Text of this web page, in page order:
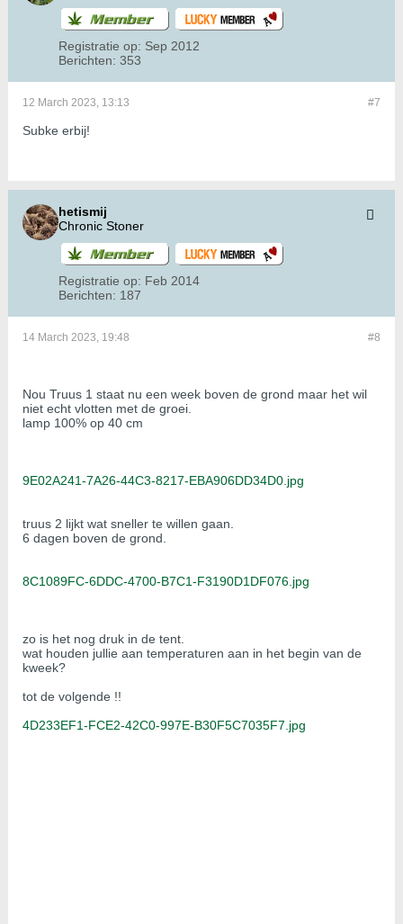
Registratie op: Sep 2012
Berichten: 353
#7
12 March 2023, 13:13
Subke erbij!
hetismij
Chronic Stoner
Registratie op: Feb 2014
Berichten: 187
#8
14 March 2023, 19:48
Nou Truus 1 staat nu een week boven de grond maar het wil
niet echt vlotten met de groei.
lamp 100% op 40 cm
9E02A241-7A26-44C3-8217-EBA906DD34D0.jpg
truus 2 lijkt wat sneller te willen gaan.
6 dagen boven de grond.
8C1089FC-6DDC-4700-B7C1-F3190D1DF076.jpg
zo is het nog druk in de tent.
wat houden jullie aan temperaturen aan in het begin van de
kweek?
tot de volgende !!
4D233EF1-FCE2-42C0-997E-B30F5C7035F7.jpg